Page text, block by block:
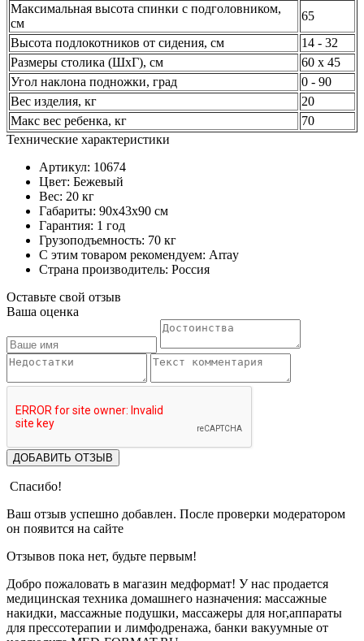
Максимальная высота спинки с подголовником,
см
65
Высота подлокотников от сидения, см
14 - 32
Размеры столика (ШхГ), см
60 х 45
Угол наклона подножки, град
0 - 90
Вес изделия, кг
20
Макс вес ребенка, кг
70
Технические характеристики
Артикул: 10674
Цвет: Бежевый
Вес: 20 кг
Габариты: 90х43х90 см
Гарантия: 1 год
Грузоподъемность: 70 кг
С этим товаром рекомендуем: Array
Страна производитель: Россия
Оставьте свой отзыв
Ваша оценка
ДОБАВИТЬ ОТЗЫВ
Спасибо!
Ваш отзыв успешно добавлен. После проверки модератором
он появится на сайте
Отзывов пока нет, будьте первым!
Добро пожаловать в магазин медформат! У нас продается
медицинская техника домашнего назначения: массажные
накидки, массажные подушки, массажеры для ног,аппараты
для прессотерапии и лимфодренажа, банки вакуумные от